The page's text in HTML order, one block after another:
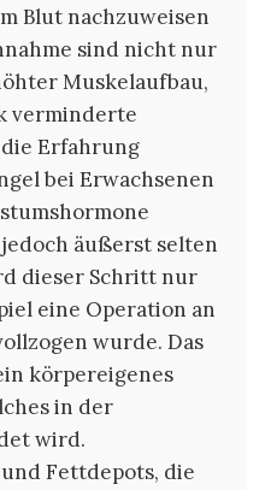
Blut nachzuweisen
sind nicht nur
Muskelaufbau,
verminderte
Erfahrung
bei Erwachsenen
äußerst selten
dieser Schritt nur
eine Operation an
wurde. Das
körpereigenes
in der
wird.
Fettdepots, die